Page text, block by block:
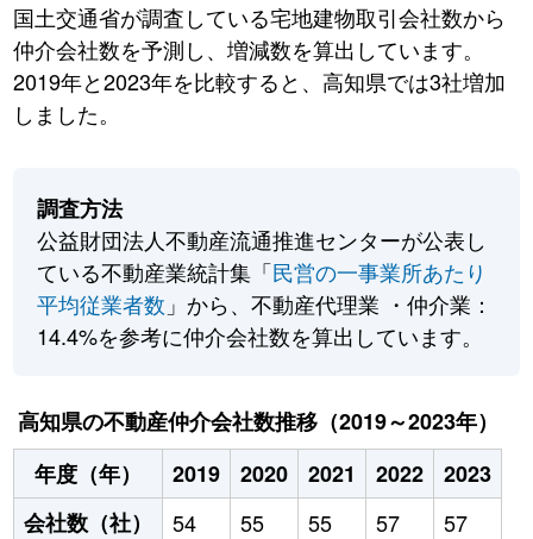
国土交通省が調査している宅地建物取引会社数から
仲介会社数を予測し、増減数を算出しています。
2019年と2023年を比較すると、高知県では3社増加
しました。
調査方法
公益財団法人不動産流通推進センターが公表し
ている不動産業統計集「民営の一事業所あたり
平均従業者数 」から、不動産代理業 ・仲介業：
14.4%を参考に仲介会社数を算出しています。
高知県の不動産仲介会社数推移（2019～2023年）
年度（年）
2019 2020 2021 2022
2023
会社数（社）
54 55 55 57 57